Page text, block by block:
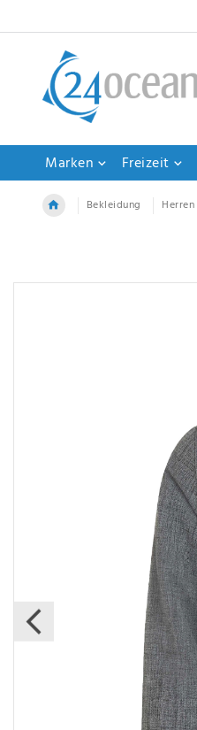
Marken Freizeit
Bekleidung Herren